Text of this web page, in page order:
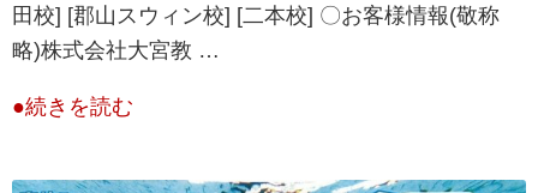
田校] [郡山スウィン校] [二本校] 〇お客様情報(敬称
略)株式会社大宮教 …
●続きを読む